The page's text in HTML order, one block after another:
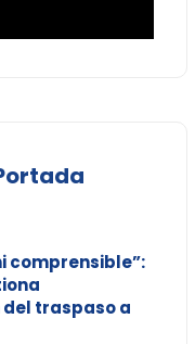
comprensible”:
traspaso a